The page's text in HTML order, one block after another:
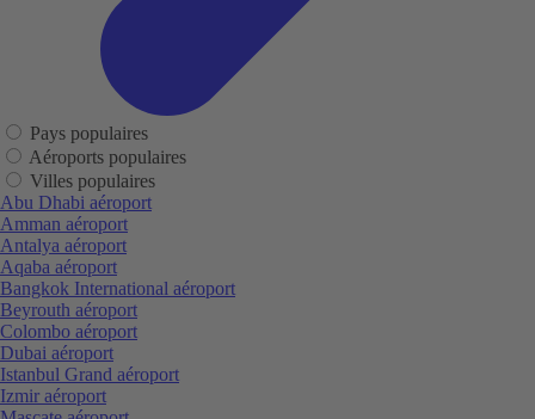
Pays populaires
Aéroports populaires
Villes populaires
Abu Dhabi aéroport
Amman aéroport
Antalya aéroport
Aqaba aéroport
Bangkok International aéroport
Beyrouth aéroport
Colombo aéroport
Dubai aéroport
Istanbul Grand aéroport
Izmir aéroport